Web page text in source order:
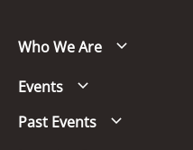
Who We Are
Events
Past Events